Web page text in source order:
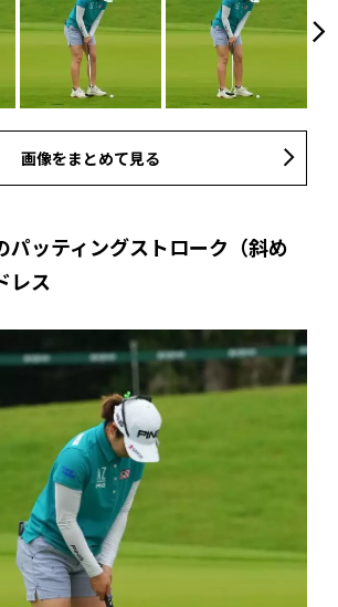
画像をまとめて見る
パッティングストローク（斜め
レス